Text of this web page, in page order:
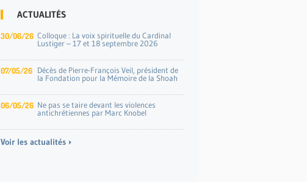
ACTUALITÉS
30/06/26 Colloque : La voix spirituelle du Cardinal
Lustiger – 17 et 18 septembre 2026
07/05/26 Décès de Pierre-François Veil, président de
la Fondation pour la Mémoire de la Shoah
06/05/26 Ne pas se taire devant les violences
antichrétiennes par Marc Knobel
Voir les actualités